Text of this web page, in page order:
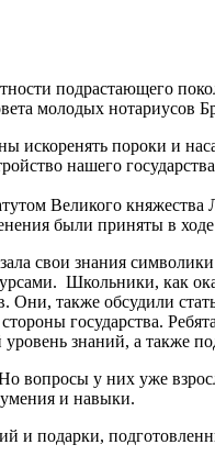
подрастающего
молодых нотариусов
пороки и
нашего
Великого
были приняты в
свои знания
Школьники, как
Они, также обсудили
государства.
знаний, а также
вопросы у них уже
умения и навыки.
подарки,